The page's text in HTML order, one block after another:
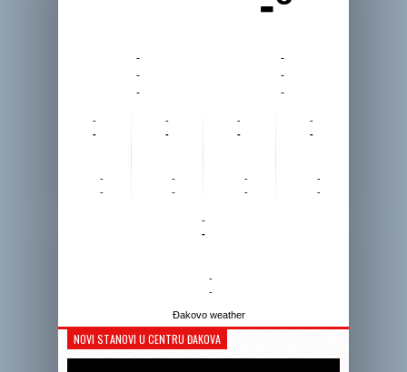
-
-
-
-
-
-
-
-
-
-
-
-
-
-
-
-
-
-
-
-
-
-
-
-
-
-
Đakovo weather
NOVI STANOVI U CENTRU ĐAKOVA